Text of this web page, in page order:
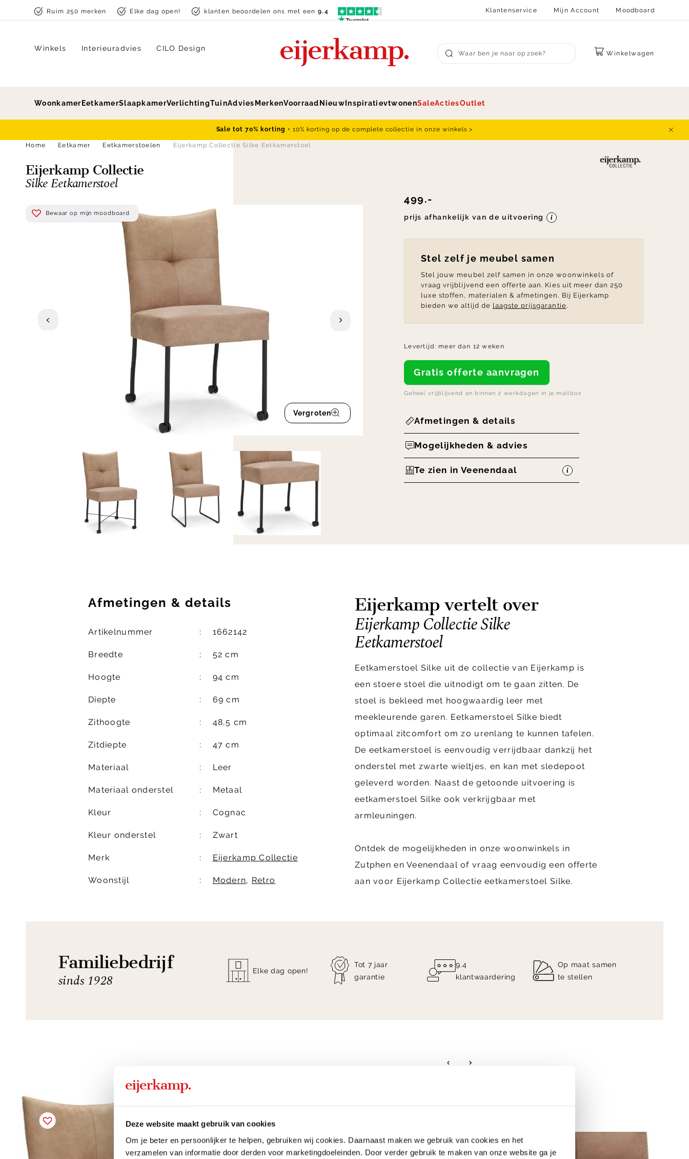
Deze website maakt gebruik van cookies
Om je beter en persoonlijker te helpen, gebruiken wij cookies. Daarnaast maken we gebruik van cookies en het
verzamelen van informatie door derden voor marketingdoeleinden. Door verder gebruik te maken van onze website ga je
Skip to contentRuim 250 merken Elke dag open! klanten beoordelen ons met een9.4 Klantenservice Mijn Account Moodboard
Submit search
Winkelwagen
Winkels Interieuradvies CILO Design
Woonkamer EetkamerSlaapkamerVerlichtingTuinAdvies MerkenVoorraad Nieuw InspiratievtwonenSaleActiesOutlet
Sale tot 70% korting + 10% korting op de complete collectie in onze winkels >
Home
Eetkamer Eetkamerstoelen Eijerkamp Collectie Silke Eetkamerstoel
Eijerkamp Collectie
Silke Eetkamerstoel
Bewaar op mijn moodboard
Vergroten
499.-
prijs afhankelijk van de uitvoering
Stel zelf je meubel samen
Stel jouw meubel zelf samen in onze woonwinkels of
vraag vrijblijvend een offerte aan. Kies uit meer dan 250
luxe stoffen, materialen & afmetingen. Bij Eijerkamp
bieden we altijd de laagste prijsgarantie.
Levertijd: meer dan 12 weken
Gratis offerte aanvragen
Geheel vrijblijvend en binnen 2 werkdagen in je mailbox
Afmetingen & details
Mogelijkheden & advies
Te zien in Veenendaal
Afmetingen & details
Artikelnummer 1662142
Breedte 52 cm
Hoogte 94 cm
Diepte 69 cm
Zithoogte 48,5 cm
Zitdiepte 47 cm
Materiaal Leer
Materiaal onderstel Metaal
Kleur Cognac
Kleur onderstel Zwart
Merk Eijerkamp Collectie
Woonstijl Modern, Retro
Eijerkamp vertelt over
Eijerkamp Collectie Silke
Eetkamerstoel
Eetkamerstoel Silke uit de collectie van Eijerkamp is
een stoere stoel die uitnodigt om te gaan zitten. De
stoel is bekleed met hoogwaardig leer met
meekleurende garen. Eetkamerstoel Silke biedt
optimaal zitcomfort om zo urenlang te kunnen tafelen.
De eetkamerstoel is eenvoudig verrijdbaar dankzij het
onderstel met zwarte wieltjes, en kan met sledepoot
geleverd worden. Naast de getoonde uitvoering is
eetkamerstoel Silke ook verkrijgbaar met
armleuningen.
Ontdek de mogelijkheden in onze woonwinkels in
Zutphen en Veenendaal of vraag eenvoudig een offerte
aan voor Eijerkamp Collectie eetkamerstoel Silke.
Familiebedrijf
sinds 1928
Elke dag open!
Tot 7 jaar
garantie
9.4
klantwaardering
Op maat samen
te stellen